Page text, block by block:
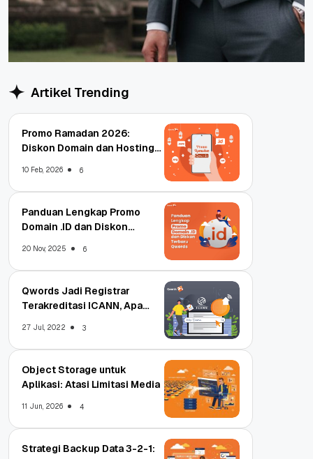
Artikel Trending
Promo Ramadan 2026:
Diskon Domain dan Hosting
10 Feb, 2026 6
Panduan Lengkap Promo
Domain .ID dan Diskon
20 Nov, 2025 6
Qwords Jadi Registrar
Terakreditasi ICANN, Apa
27 Jul, 2022 3
Object Storage untuk
Aplikasi: Atasi Limitasi Media
11 Jun, 2026 4
Strategi Backup Data 3-2-1: